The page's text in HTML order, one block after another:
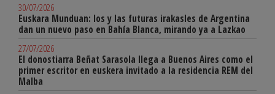
30/07/2026
Euskara Munduan: los y las futuras irakasles de Argentina
dan un nuevo paso en Bahía Blanca, mirando ya a Lazkao
27/07/2026
El donostiarra Beñat Sarasola llega a Buenos Aires como el
primer escritor en euskera invitado a la residencia REM del
Malba